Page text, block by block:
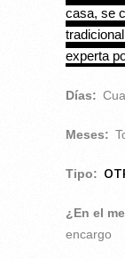
casa, se
experta
Días:
Meses:
Tipo:
¿En el
encargo